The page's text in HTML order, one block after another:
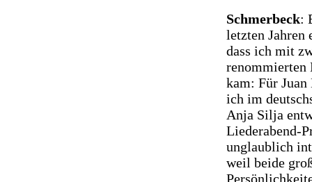
Schmerbeck:
letzten Jahren
dass ich mit
renommierten
kam: Für
ich im
Anja Silja
Liederabend-
unglaublich
weil beide